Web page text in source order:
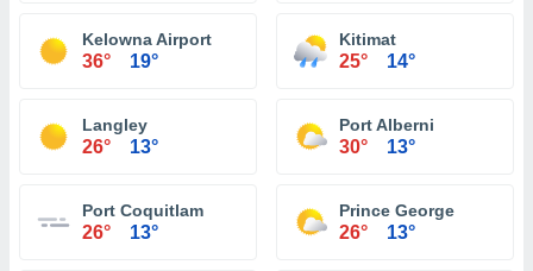
Kelowna Airport
36° 19°
Kitimat
25° 14°
Langley
26° 13°
Port Alberni
30° 13°
Port Coquitlam
26° 13°
Prince George
26° 13°